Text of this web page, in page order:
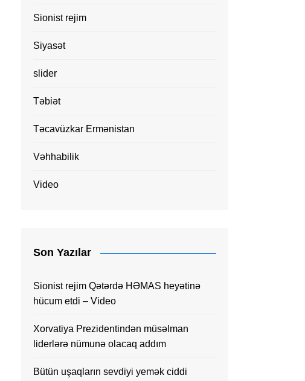
Sionist rejim
Siyasət
slider
Təbiət
Təcavüzkar Ermənistan
Vəhhabilik
Video
Son Yazılar
Sionist rejim Qətərdə HƏMAS heyətinə
hücum etdi – Video
Xorvatiya Prezidentindən müsəlman
liderlərə nümunə olacaq addım
Bütün uşaqların sevdiyi yemək ciddi